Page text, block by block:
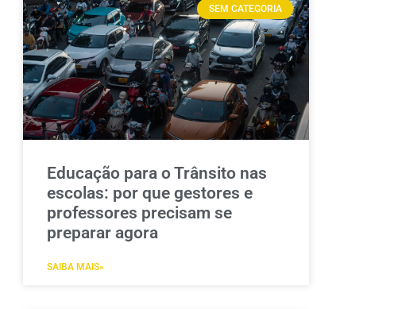
SEM CATEGORIA
Educação para o Trânsito nas
escolas: por que gestores e
professores precisam se
preparar agora
SAIBA MAIS»